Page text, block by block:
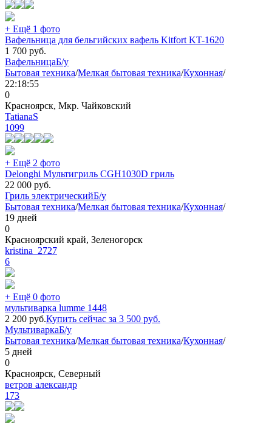
+ Ещё 1 фото
Вафельница для бельгийских вафель Kitfort KT-1620
1 700 руб.
ВафельницаБ/у
Бытовая техника/Мелкая бытовая техника/Кухонная/
22:18:55
0
Красноярск, Мкр. Чайковский
TatianaS
1099
+ Ещё 2 фото
Delonghi Мультигриль CGH1030D гриль
22 000 руб.
Гриль электрическийБ/у
Бытовая техника/Мелкая бытовая техника/Кухонная/
19 дней
0
Красноярский край, Зеленогорск
kristina_2727
6
+ Ещё 0 фото
мультиварка lumme 1448
2 200 руб.Купить сейчас за 3 500 руб.
МультиваркаБ/у
Бытовая техника/Мелкая бытовая техника/Кухонная/
5 дней
0
Красноярск, Северный
ветров александр
173